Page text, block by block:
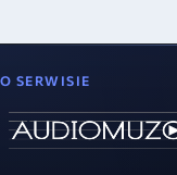
O SERWISIE